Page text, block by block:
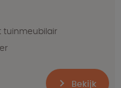
tuinmeubilair
Bekijk